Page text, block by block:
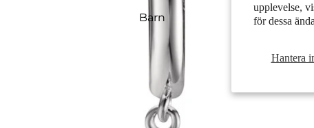
upplevelse,
för dessa
Hantera
Barn